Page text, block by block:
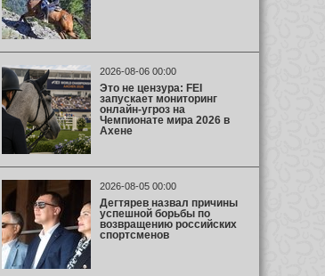
2026-08-06 00:00
Это не цензура: FEI
запускает мониторинг
онлайн-угроз на
Чемпионате мира 2026 в
Ахене
2026-08-05 00:00
Дегтярев назвал причины
успешной борьбы по
возвращению российских
спортсменов